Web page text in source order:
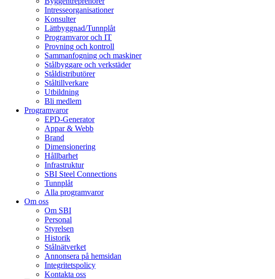
Intresseorganisationer
Konsulter
Lättbyggnad/Tunnplåt
Programvaror och IT
Provning och kontroll
Sammanfogning och maskiner
Stålbyggare och verkstäder
Ståldistributörer
Ståltillverkare
Utbildning
Bli medlem
Programvaror
EPD-Generator
Appar & Webb
Brand
Dimensionering
Hållbarhet
Infrastruktur
SBI Steel Connections
Tunnplåt
Alla programvaror
Om oss
Om SBI
Personal
Styrelsen
Historik
Stålnätverket
Annonsera på hemsidan
Integritetspolicy
Kontakta oss